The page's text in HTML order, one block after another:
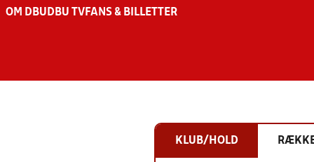
OM DBU DBU TV FANS & BILLETTER
KLUB/HOLD